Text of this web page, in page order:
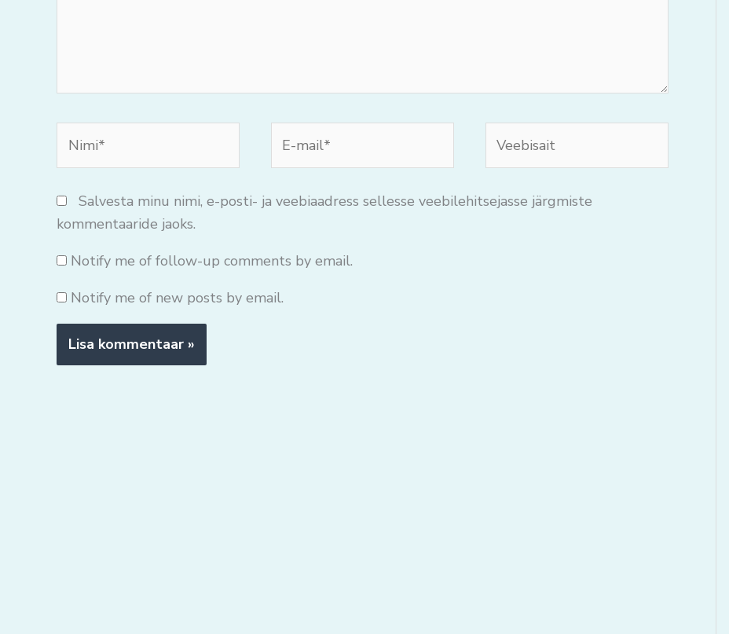
mail*
Salvesta minu nimi, e-posti- ja veebiaadress sellesse veebilehitsejasse järgmiste
kommentaaride jaoks.
Notify me of follow-up comments by email.
Notify me of new posts by email.